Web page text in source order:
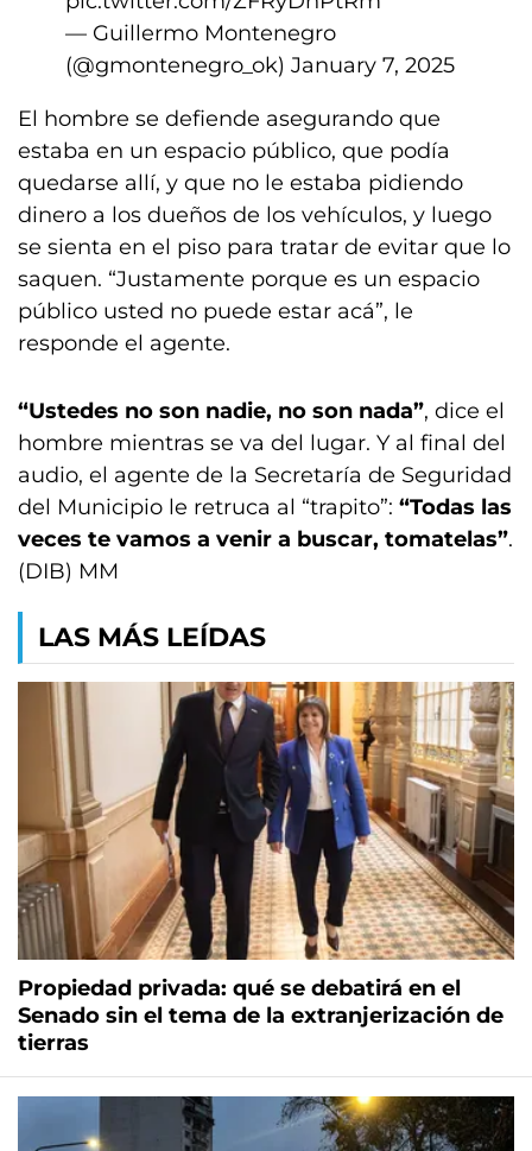
— Guillermo Montenegro
(@gmontenegro_ok) January 7, 2025
El hombre se defiende asegurando que
estaba en un espacio público, que podía
quedarse allí, y que no le estaba pidiendo
dinero a los dueños de los vehículos, y luego
se sienta en el piso para tratar de evitar que lo
saquen. “Justamente porque es un espacio
público usted no puede estar acá”, le
responde el agente.
“Ustedes no son nadie, no son nada”, dice el
hombre mientras se va del lugar. Y al final del
audio, el agente de la Secretaría de Seguridad
del Municipio le retruca al “trapito”: “Todas las
veces te vamos a venir a buscar, tomatelas”.
(DIB) MM
LAS MÁS LEÍDAS
Propiedad privada: qué se debatirá en el
Senado sin el tema de la extranjerización de
tierras